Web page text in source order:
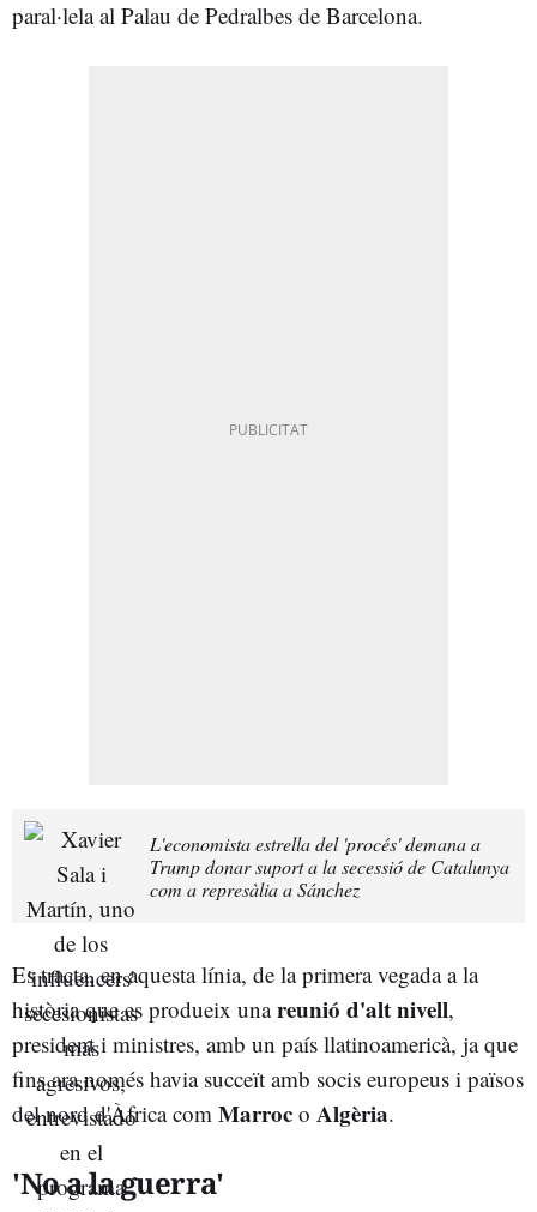
paral·lela al Palau de Pedralbes de Barcelona.
L'economista estrella del 'procés' demana a
Trump donar suport a la secessió de Catalunya
com a represàlia a Sánchez
Es tracta, en aquesta línia, de la primera vegada a la
història que es produeix unareunió d'alt nivell,
president i ministres, amb un país llatinoamericà, ja que
fins ara només havia succeït amb socis europeus i països
del nord d'Àfrica com Marroc o Algèria.
'No a la guerra'